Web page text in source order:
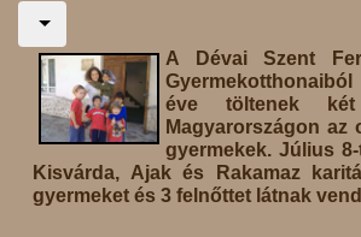
A Dévai Szent
éve töltenek
Magyarországon az
gyermekek. Július
Kisvárda, Ajak és Rakamaz
gyermeket és 3 felnőttet látnak